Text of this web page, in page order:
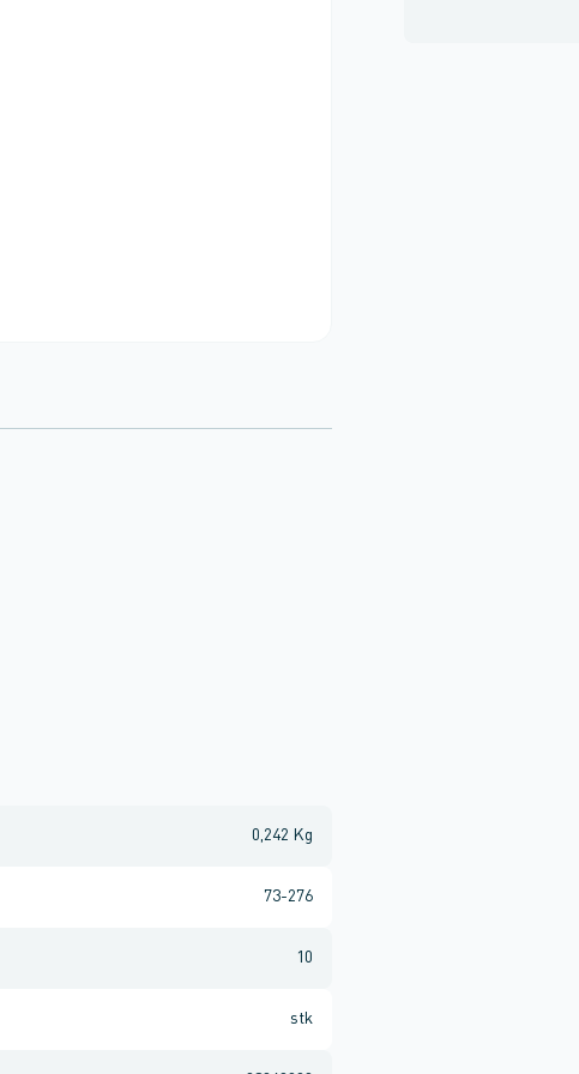
0,242 Kg
73-276
10
stk